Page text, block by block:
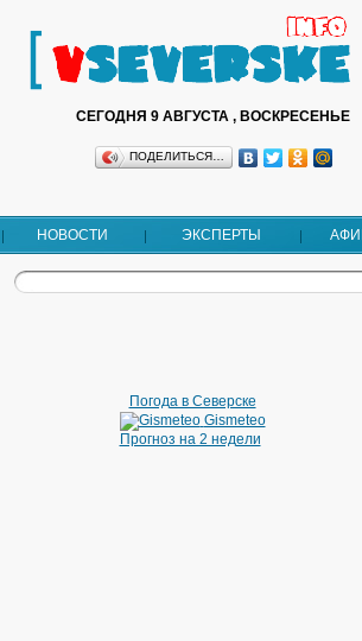
СЕГОДНЯ 9 АВГУСТА , ВОСКРЕСЕНЬЕ
ПОДЕЛИТЬСЯ…
НОВОСТИ ЭКСПЕРТЫ
Погода в Северске
Gismeteo
Прогноз на 2 недели